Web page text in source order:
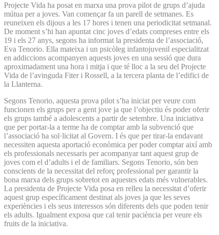
Projecte Vida ha posat en marxa una prova pilot de grups d’ajuda
mútua per a joves. Van començar fa un parell de setmanes. Es
reuneixen els dijous a les 17 hores i tenen una periodicitat setmanal.
De moment s’hi han apuntat cinc joves d’edats compreses entre els
19 i els 27 anys, segons ha informat la presidenta de l’associació,
Eva Tenorio. Ella mateixa i un psicòleg infantojuvenil especialitzat
en addiccions acompanyen aquests joves en una sessió que dura
aproximadament una hora i mitja i que té lloc a la seu del Projecte
Vida de l’avinguda Fiter i Rossell, a la tercera planta de l’edifici de
la Llanterna.
Segons Tenorio, aquesta prova pilot s’ha iniciat per veure com
funcionen els grups per a gent jove ja que l’objectiu és poder oferir
els grups també a adolescents a partir de setembre. Una iniciativa
que per portar-la a terme ha de comptar amb la subvenció que
l’associació ha sol·licitat al Govern. I és que per tirar-la endavant
necessiten aquesta aportació econòmica per poder comptar així amb
els professionals necessaris per acompanyar tant aquest grup de
joves com el d’adults i el de familiars. Segons Tenorio, són ben
conscients de la necessitat del reforç professional per garantir la
bona marxa dels grups sobretot en aquestes edats més vulnerables.
La presidenta de Projecte Vida posa en relleu la necessitat d’oferir
aquest grup específicament destinat als joves ja que les seves
experiències i els seus interessos són diferents dels que poden tenir
els adults. Igualment exposa que cal tenir paciència per veure els
fruits de la iniciativa.